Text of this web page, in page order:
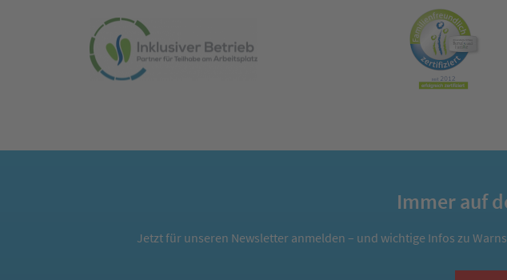
Immer auf
Jetzt für unseren Newsletter anmelden – und wichtige Infos zu